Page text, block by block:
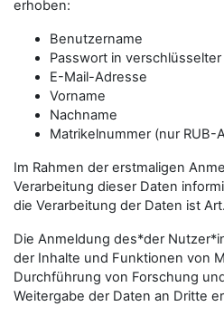
erhoben:
Benutzername
Passwort in verschlüsselter
E-Mail-Adresse
Vorname
Nachname
Matrikelnummer (nur RUB-
Im Rahmen der erstmaligen
Verarbeitung dieser Daten
die Verarbeitung der Daten ist
Die Anmeldung des*der
der Inhalte und Funktionen von
Durchführung von Forschung
Weitergabe der Daten an Dritte